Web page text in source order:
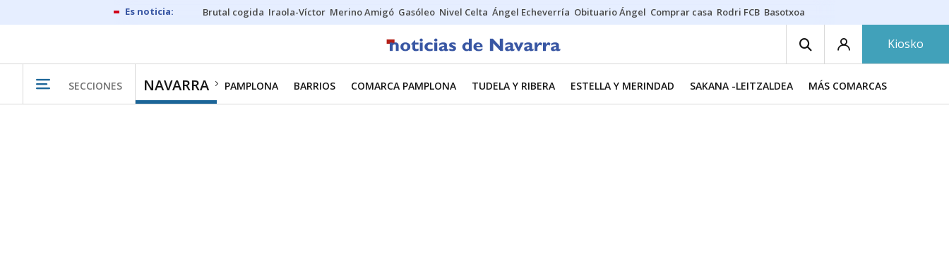
Brutal cogida Iraola-Víctor Merino Amigó Gasóleo Nivel Celta Ángel Echeverría Obituario Ángel Comprar casa Rodri FCB Basotxoa
Kiosko
SECCIONES NAVARRA PAMPLONA BARRIOS COMARCA PAMPLONA TUDELA Y RIBERA ESTELLA Y MERINDAD SAKANA -LEITZALDEA MÁS COMARCAS